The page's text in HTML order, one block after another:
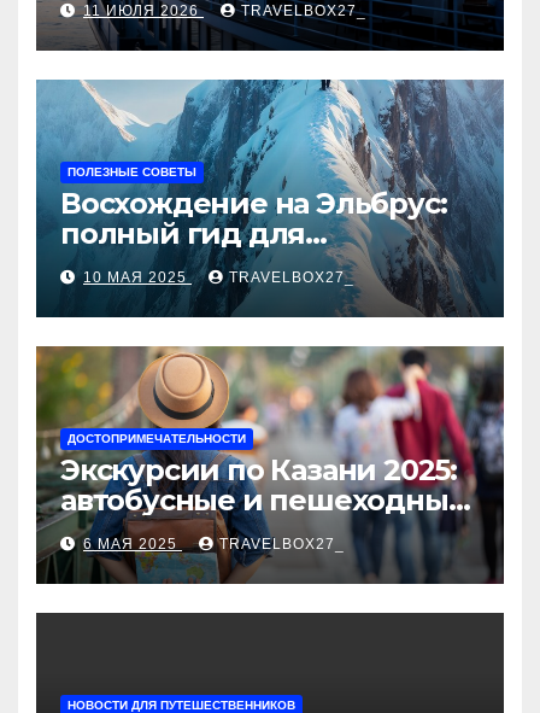
11 ИЮЛЯ 2026 TRAVELBOX27_
ПОЛЕЗНЫЕ СОВЕТЫ
Восхождение на Эльбрус:
полный гид для
покорителя высочайшей
вершины Европы
10 МАЯ 2025 TRAVELBOX27_
ДОСТОПРИМЕЧАТЕЛЬНОСТИ
Экскурсии по Казани 2025:
автобусные и пешеходные
туры от туроператора
«Казан360»
6 МАЯ 2025 TRAVELBOX27_
НОВОСТИ ДЛЯ ПУТЕШЕСТВЕННИКОВ